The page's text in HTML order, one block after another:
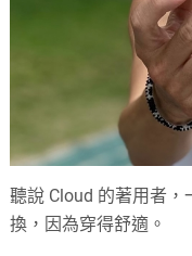
聽說 Cloud 的著用者
換，因為穿得舒適。